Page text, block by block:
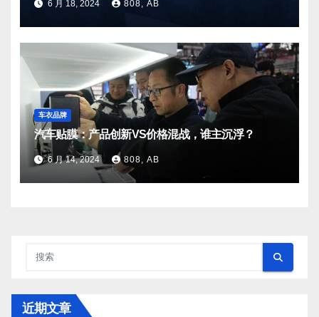
6 月 18, 2024 808, AB
车衣品牌
汽车贴膜：产品创新VS价格混战，谁主沉浮？
6 月 14, 2024 808, AB
近期文章